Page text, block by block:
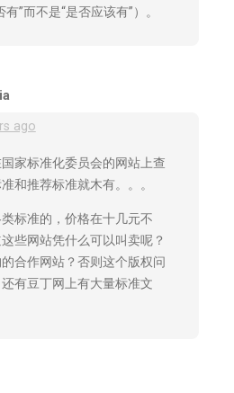
”而不是“是否应该有”）。
ago
家标准化委员会的网站上查
和推荐标准就木有。。。
标准的，价格在十几元不
些网站凭什么可以叫卖呢？
合作网站？否则这个版权问
有豆丁网上有大量标准文